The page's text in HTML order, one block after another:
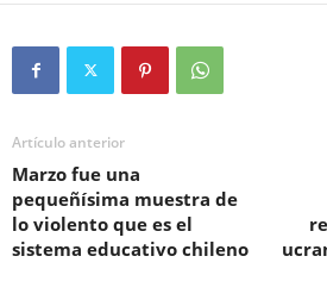
Artículo anterior
Marzo fue una
pequeñísima muestra de
lo violento que es el
sistema educativo chileno